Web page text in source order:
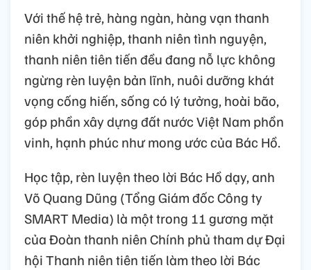
Với thế hệ trẻ, hàng ngàn, hàng vạn thanh
niên khởi nghiệp, thanh niên tình nguyện,
thanh niên tiên tiến đều đang nỗ lực không
ngừng rèn luyện bản lĩnh, nuôi dưỡng khát
vọng cống hiến, sống có lý tưởng, hoài bão,
góp phần xây dựng đất nước Việt Nam phồn
vinh, hạnh phúc như mong ước của Bác Hồ.
Học tập, rèn luyện theo lời Bác Hồ dạy, anh
Võ Quang Dũng (Tổng Giám đốc Công ty
SMART Media) là một trong 11 gương mặt
của Đoàn thanh niên Chính phủ tham dự Đại
hội Thanh niên tiên tiến làm theo lời Bác